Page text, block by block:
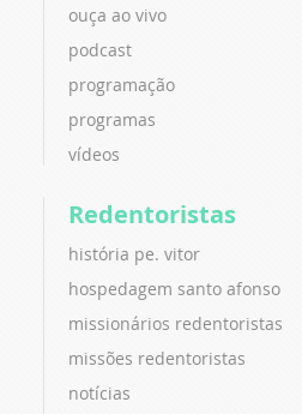
ouça ao vivo
podcast
programação
programas
vídeos
Redentoristas
história pe. vitor
hospedagem santo afonso
missionários redentoristas
missões redentoristas
notícias